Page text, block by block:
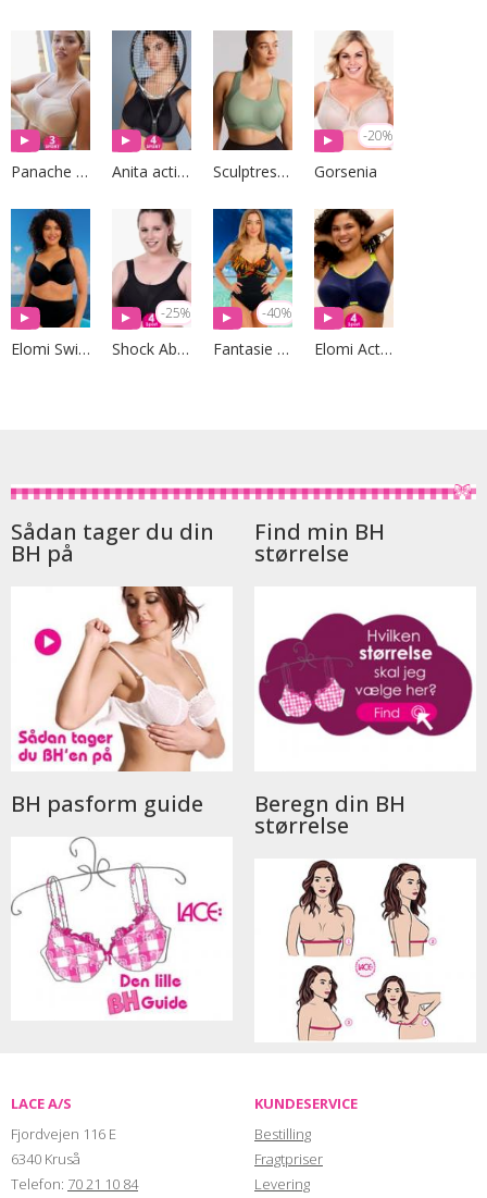
Panache Sport Anita active Sculptresse by Panache
-20%
Gorsenia
Elomi Swim
-25%
Shock Absorber
-40%
Fantasie Swim Elomi Active
Sådan tager du din
BH på
Find min BH
størrelse
BH pasform guide Beregn din BH
størrelse
LACE A/S
Fjordvejen 116 E
6340 Kruså
Telefon: 70 21 10 84
KUNDESERVICE
Bestilling
Fragtpriser
Levering